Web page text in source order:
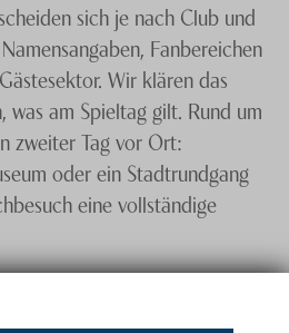
sich je nach Club und
Fanbereichen
Wir klären das
was am Spieltag gilt. Rund um
zweiter Tag vor Ort:
oder ein Stadtrundgang
eine vollständige